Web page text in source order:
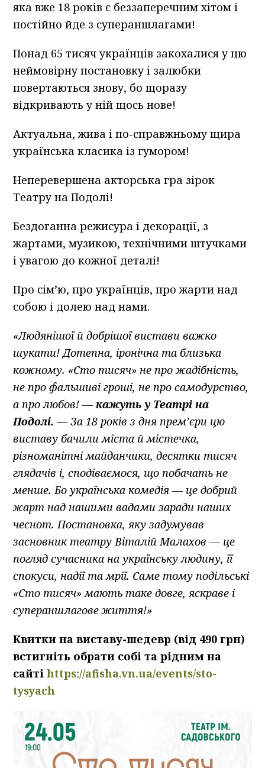
яка вже 18 років є беззаперечним хітом і
постійно йде з супераншлагами!
Понад 65 тисяч українців закохалися у цю
неймовірну постановку і залюбки
повертаються знову, бо щоразу
відкривають у ній щось нове!
Актуальна, жива і по-справжньому щира
українська класика із гумором!
Неперевершена акторська гра зірок
Театру на Подолі!
Бездоганна режисура і декорації, з
жартами, музикою, технічними штучками
і увагою до кожної деталі!
Про сім’ю, про українців, про жарти над
собою і долею над нами.
«Людянішої й добрішої вистави важко
шукати! Дотепна, іронічна та близька
кожному. «Сто тисяч» не про жадібність,
не про фальшиві гроші, не про самодурство,
а про любов! —кажуть у Театрі на
Подолі. — За 18 років з дня прем’єри цю
виставу бачили міста й містечка,
різноманітні майданчики, десятки тисяч
глядачів і, сподіваємося, що побачать не
менше. Бо українська комедія — це добрий
жарт над нашими вадами заради наших
чеснот. Постановка, яку задумував
засновник театру Віталій Малахов — це
погляд сучасника на українську людину, її
спокуси, надії та мрії. Саме тому подільські
«Сто тисяч» мають таке довге, яскраве і
супераншлагове життя!»
Квитки на виставу-шедевр (від 490 грн)
встигніть обрати собі та рідним на
сайтіhttps://afisha.vn.ua/events/sto-
tysyach